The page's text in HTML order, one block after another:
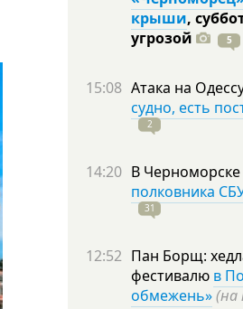
крыши,
угрозой
5
15:08 Атака на
судно, есть
2
14:20 В
полковника
31
12:52 Пан Борщ:
фестивалю в
обмежень»(на